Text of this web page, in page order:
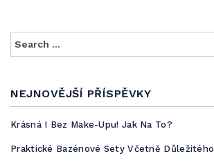
NEJNOVĚJŠÍ PŘÍSPĚVKY
Krásná I Bez Make-Upu! Jak Na To?
Praktické Bazénové Sety Včetně